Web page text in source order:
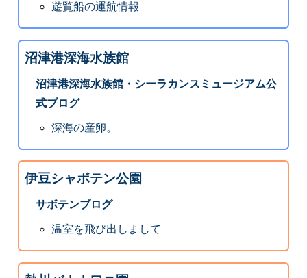
遊覧船の運航情報
沼津港深海水族館
沼津港深海水族館・シーラカンスミュージアム公
式ブログ
深海の産卵。
伊豆シャボテン公園
サボテンブログ
温室を飛び出しまして